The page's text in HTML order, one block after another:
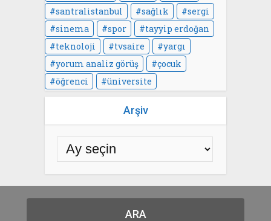
santralistanbul
sağlık
sergi
sinema
spor
tayyip erdoğan
teknoloji
tvsaire
yargı
yorum analiz görüş
çocuk
öğrenci
üniversite
Arşiv
ARA